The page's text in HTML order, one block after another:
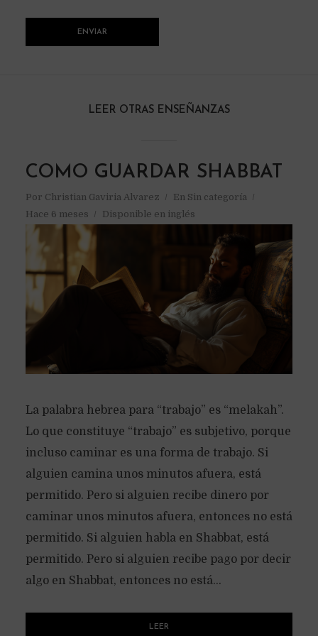
LEER OTRAS ENSEÑANZAS
COMO GUARDAR SHABBAT
Por Christian Gaviria Alvarez En Sin categoría
Hace 6 meses
Disponible en inglés
La palabra hebrea para “trabajo” es “melakah”.
Lo que constituye “trabajo” es subjetivo, porque
incluso caminar es una forma de trabajo. Si
alguien camina unos minutos afuera, está
permitido. Pero si alguien recibe dinero por
caminar unos minutos afuera, entonces no está
permitido. Si alguien habla en Shabbat, está
permitido. Pero si alguien recibe pago por decir
algo en Shabbat, entonces no está...
LEER